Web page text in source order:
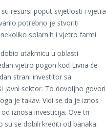
resursi poput svjetlosti i vjetra
potrebno je stvoriti
solarnih i vjetro farmi.
utakmicu u oblasti
vjetro pogon kod Livna će
strani investitor sa
javni sektor. To dovoljno govori
je takav. Vidi se da je iznos
iznosa investicija. Ove tri
su se dobili krediti od banaka.